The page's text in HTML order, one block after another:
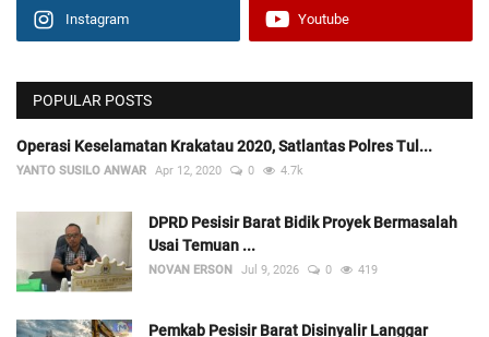
Instagram Youtube
POPULAR POSTS
Operasi Keselamatan Krakatau 2020, Satlantas Polres Tul...
YANTO SUSILO ANWAR Apr 12, 2020 0 4.7k
DPRD Pesisir Barat Bidik Proyek Bermasalah
Usai Temuan ...
NOVAN ERSON Jul 9, 2026 0 419
Pemkab Pesisir Barat Disinyalir Langgar